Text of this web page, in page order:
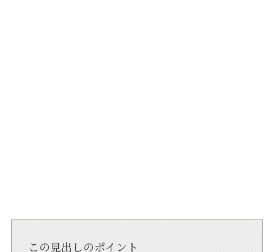
この見出しのポイント